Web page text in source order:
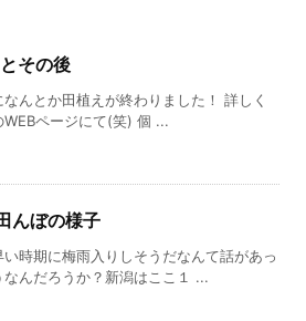
その後
んとか田植えが終わりました！ 詳しく
WEBページにて(笑) 個 ...
んぼの様子
い時期に梅雨入りしそうだなんて話があっ
なんだろうか？新潟はここ１ ...